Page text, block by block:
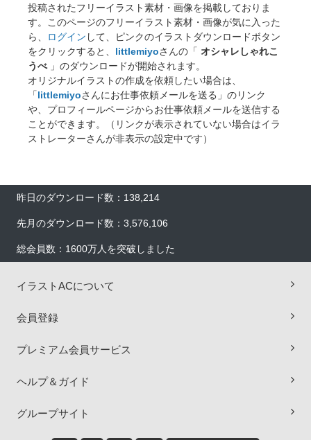
投稿されたフリーイラスト素材・画像を掲載しておりま
す。このページのフリーイラスト素材・画像が気に入った
ら、
ログイン して、ピンクのイラストダウンロードボタン
をクリックすると、 littlemiyoさんの「 オシャレしゃれこ
うべ」のダウンロードが開始されます。
オリジナルイラストの作成を依頼したい場合は、
「littlemiyoさんにお仕事依頼メールを送る」のリンク
や、プロフィールページからお仕事依頼メールを送信する
ことができます。（リンクが表示されていない場合はイラ
ストレーターさんが非表示の設定中です）
昨日のダウンロード数：138,214
先月のダウンロード数：3,576,106
総会員数：1600万人を突破しました
イラストACについて
会員登録
プレミアム会員サービス
ヘルプ＆ガイド
グループサイト